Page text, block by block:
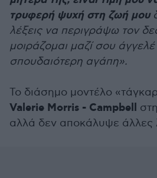
τρυφερή ψυχή στη ζωή μου
λέξεις να περιγράψω τον
μοιράζομαι μαζί σου
σπουδαιότερη αγάπη».
Το διάσημο μοντέλο
Valerie Morris - Campbell
αλλά δεν αποκάλυψε άλλες